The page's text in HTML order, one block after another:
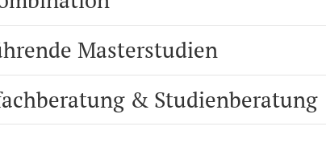
Masterstudien
& Studienberatung